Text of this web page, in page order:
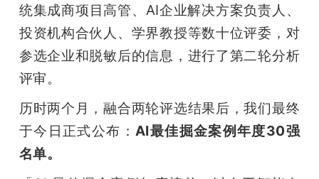
题
爱
机
统集成商项目高管、AI企业解决方案负责人、
投资机构合伙人、学界教授等数十位评委，对
参选企业和脱敏后的信息，进行了第二轮分析
评审。
历时两个月，融合两轮评选结果后，我们最终
于今日正式公布： AI最佳掘金案例年度30强
名单。